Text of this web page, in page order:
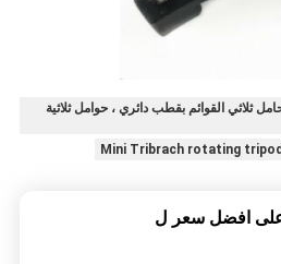
ثلاثي القوائم بقطب دائري ، حوامل ثلاثية
Mini Tribrach rotating
افضل سعر ل